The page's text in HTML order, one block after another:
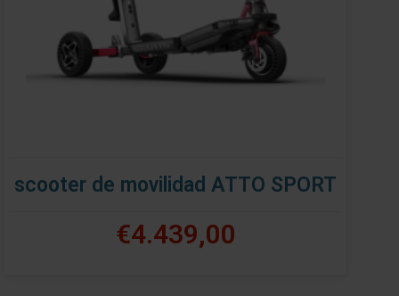
scooter de movilidad ATTO SPORT
€4.439,00